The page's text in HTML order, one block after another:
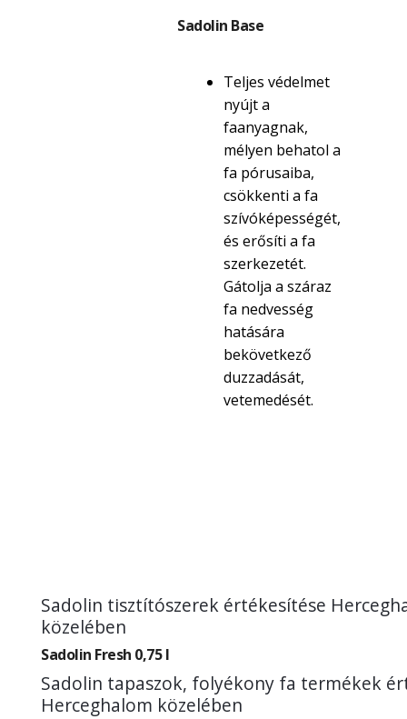
Sadolin Base
Teljes védelmet
nyújt a
faanyagnak,
mélyen behatol a
fa pórusaiba,
csökkenti a fa
szívóképességét,
és erősíti a fa
szerkezetét.
Gátolja a száraz
fa nedvesség
hatására
bekövetkező
duzzadását,
vetemedését.
Sadolin tisztítószerek értékesítése
közelében
Sadolin Fresh 0,75 l
Sadolin tapaszok, folyékony fa termékek
Herceghalom közelében